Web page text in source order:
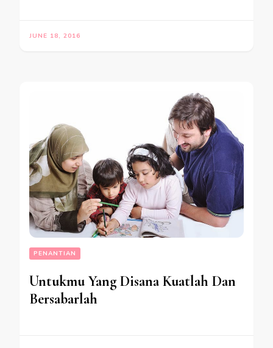
JUNE 18, 2016
PENANTIAN
Untukmu Yang Disana Kuatlah Dan
Bersabarlah